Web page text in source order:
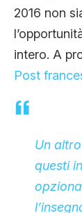
2016 non
intero. A
Post
Un
questi